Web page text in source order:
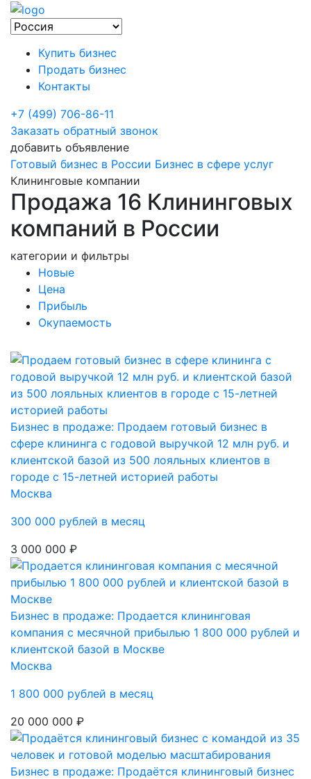
Купить бизнес
Продать бизнес
Контакты
+7 (499) 706-86-11
Заказать обратный звонок
добавить объявление
Готовый бизнес в России Бизнес в сфере услуг
Клининговые компании
Продажа 16 Клининговых
компаний в России
категории и фильтры
Новые
Цена
Прибыль
Окупаемость
Бизнес в продаже: Продаем готовый бизнес в
сфере клининга с годовой выручкой 12 млн руб. и
клиентской базой из 500 лояльных клиентов в
городе с 15-летней историей работы
Москва
300 000 рублей в месяц
3 000 000 ₽
Бизнес в продаже: Продается клининговая
компания с месячной прибылью 1 800 000 рублей и
клиентской базой в Москве
Москва
1 800 000 рублей в месяц
20 000 000 ₽
Бизнес в продаже: Продаётся клининговый бизнес